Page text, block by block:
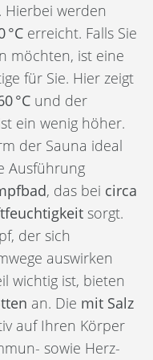
werden
°Cerreicht. Falls Sie
möchten, ist eine
für Sie. Hier zeigt
°Cund der
ein wenig höher.
der Sauna ideal
Ausführung
, das bei circa
sorgt.
der sich
auswirken
wichtig ist, bieten
an. Die mit Salz
auf Ihren Körper
sowie Herz-